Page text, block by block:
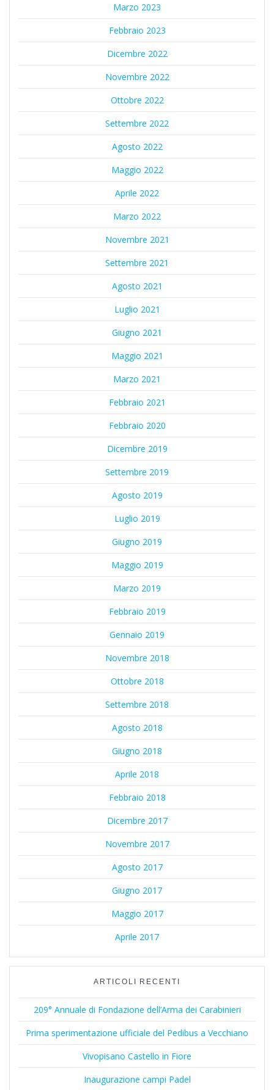
Marzo 2023
Febbraio 2023
Dicembre 2022
Novembre 2022
Ottobre 2022
Settembre 2022
Agosto 2022
Maggio 2022
Aprile 2022
Marzo 2022
Novembre 2021
Settembre 2021
Agosto 2021
Luglio 2021
Giugno 2021
Maggio 2021
Marzo 2021
Febbraio 2021
Febbraio 2020
Dicembre 2019
Settembre 2019
Agosto 2019
Luglio 2019
Giugno 2019
Maggio 2019
Marzo 2019
Febbraio 2019
Gennaio 2019
Novembre 2018
Ottobre 2018
Settembre 2018
Agosto 2018
Giugno 2018
Aprile 2018
Febbraio 2018
Dicembre 2017
Novembre 2017
Agosto 2017
Giugno 2017
Maggio 2017
Aprile 2017
ARTICOLI RECENTI
209° Annuale di Fondazione dell’Arma dei Carabinieri
Prima sperimentazione ufficiale del Pedibus a Vecchiano
Vivopisano Castello in Fiore
Inaugurazione campi Padel